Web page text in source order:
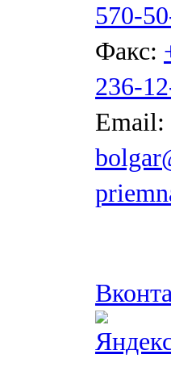
570-
Факс:
236-
Email: